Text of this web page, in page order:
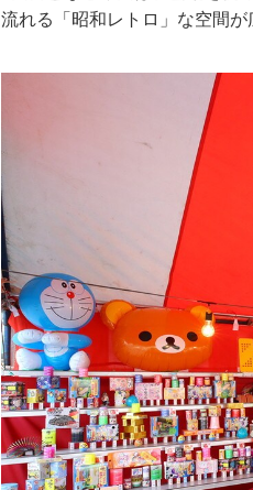
流れる「昭和レトロ」な空間が